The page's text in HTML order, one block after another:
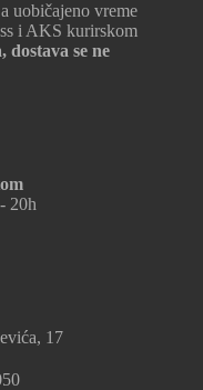
uobičajeno vreme
i AKS kurirskom
dostava se ne
20h
17